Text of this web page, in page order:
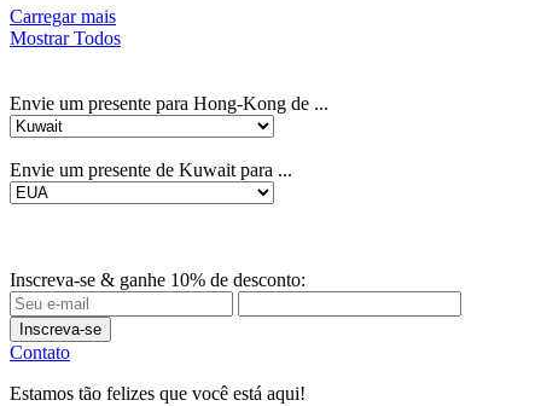
Carregar mais
Mostrar Todos
Envie um presente para Hong-Kong de ...
Envie um presente de Kuwait para ...
Inscreva-se & ganhe 10% de desconto:
Inscreva-se
Contato
Estamos tão felizes que você está aqui!